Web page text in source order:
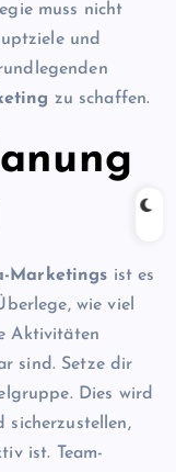
muss nicht
und
zu schaffen.
Marketings ist es
wie viel
Aktivitäten
sind. Setze dir
Dies wird
sicherzustellen,
ist. Team-